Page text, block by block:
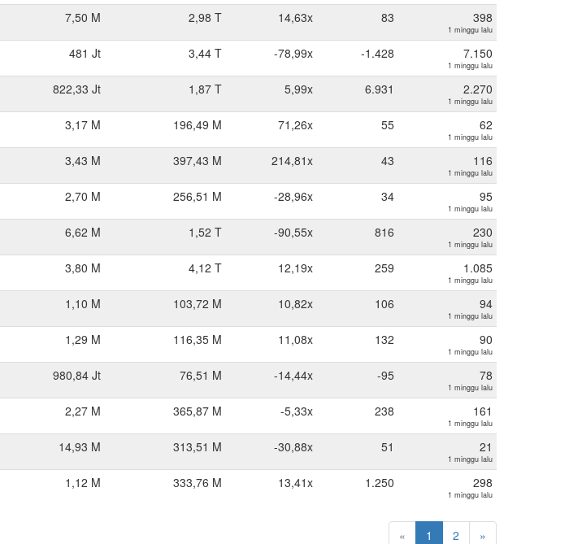
7,50 M 2,98 T 14,63x 83 398
1 minggu lalu
481 Jt 3,44 T -78,99x -1.428 7.150
1 minggu lalu
822,33 Jt 1,87 T 5,99x 6.931 2.270
1 minggu lalu
3,17 M 196,49 M 71,26x 55 62
1 minggu lalu
3,43 M 397,43 M 214,81x 43 116
1 minggu lalu
2,70 M 256,51 M -28,96x 34 95
1 minggu lalu
6,62 M 1,52 T -90,55x 816 230
1 minggu lalu
3,80 M 4,12 T 12,19x 259 1.085
1 minggu lalu
1,10 M 103,72 M 10,82x 106 94
1 minggu lalu
1,29 M 116,35 M 11,08x 132 90
1 minggu lalu
980,84 Jt 76,51 M -14,44x -95 78
1 minggu lalu
2,27 M 365,87 M -5,33x 238 161
1 minggu lalu
14,93 M 313,51 M -30,88x 51 21
1 minggu lalu
1,12 M 333,76 M 13,41x 1.250 298
1 minggu lalu
« 1 2 »